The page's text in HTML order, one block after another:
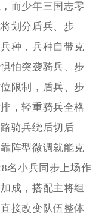
而少年三国志零
划分盾兵、步
种，兵种自带克
怕突袭骑兵、步
限制，盾兵、步
，轻重骑兵全格
骑兵绕后切后
阵型微调就能克
名小兵同步上场作
成，搭配主将组
接改变队伍整体